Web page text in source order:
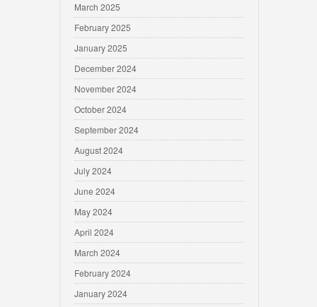
March 2025
February 2025
January 2025
December 2024
November 2024
October 2024
September 2024
August 2024
July 2024
June 2024
May 2024
April 2024
March 2024
February 2024
January 2024